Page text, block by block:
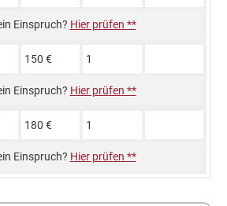
Hier prüfen **
150 € 1
Hier prüfen **
180 € 1
Hier prüfen **